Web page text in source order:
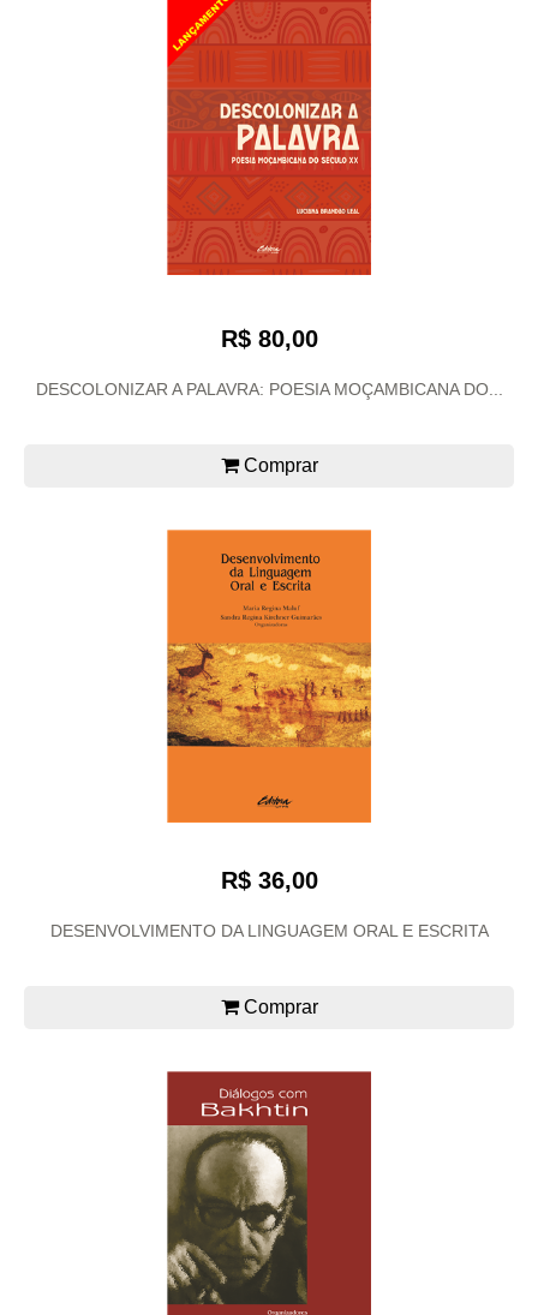
R$ 80,00
DESCOLONIZAR A PALAVRA: POESIA MOÇAMBICANA DO...
Comprar
R$ 36,00
DESENVOLVIMENTO DA LINGUAGEM ORAL E ESCRITA
Comprar